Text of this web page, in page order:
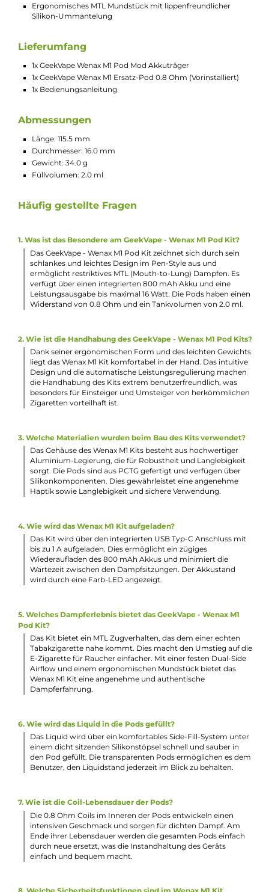
ergonomische Formgebung und schmeichelt dank einer
Ohm Coils entwickeln im Inneren der Pods einen
sorgen für dichten und angenehm warmen Dampf. Am Ende
Coil-Lebensdauer wird der gesamte Pod einfach durch einen
neuen ersetzt.
Technische Daten
Schlankes und leichtes Pod-Kit für restriktives
MTL/Backendampfen
Ergonomisches Pen-Style Design im Zigarren-Look
Material: Aluminium-Legierung (Stick) & PCTG, Silikon
USB Typ-C Anschluss für bis zu 5 V / 1 A Ladestrom
Ausgangsleistung: 9 bis 16 Watt
Widerstandsbereich: 0.4 bis 3.0 Ohm
Automatische Leistungsregulierung (Bypass)
Keine Einstellungen notwendig
Integrierte Zugautomatik
Zigarettenähnliches Zugverhalten
Farb-LED zur Anzeige des Akkustandes
10-Sekunden Zugdauerbegrenzung
Relevante Schutzschaltungen integriert
Transparente Pods
Festverbaute 0.8 Ohm Verdampferköpfe (14-16 W)
Komfortables Side-Fill
Ergonomisches MTL Mundstück mit lippenfreundlicher
Silikon-Ummantelung
Lieferumfang
1x GeekVape Wenax M1 Ersatz-Pod 0.8 Ohm (Vorinstalliert)
1x Bedienungsanleitung
Abmessungen
Gewicht: 34.0 g
Füllvolumen: 2.0 ml
Häufig gestellte Fragen
Das GeekVape - Wenax M1 Pod Kit zeichnet sich durch sein
schlankes und leichtes Design im Pen-Style aus und
ermöglicht restriktives MTL (Mouth-to-Lung) Dampfen. Es
verfügt über einen integrierten 800 mAh Akku und eine
Leistungsausgabe bis maximal 16 Watt. Die Pods haben
2. Wie ist die Handhabung des GeekVape - Wenax M1 Pod
Dank seiner ergonomischen Form und des leichten
liegt das Wenax M1 Kit komfortabel in der Hand. Das
Design und die automatische Leistungsregulierung
Zigaretten vorteilhaft ist.